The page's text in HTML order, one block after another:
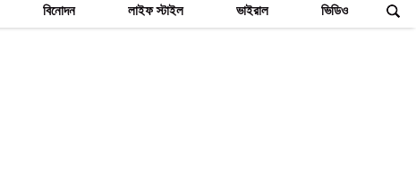
বিনোদন লাইফ স্টাইল ভাইরাল ভিডিও